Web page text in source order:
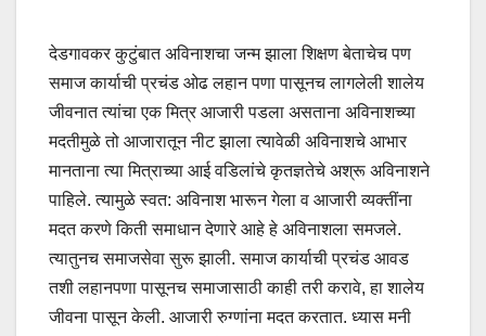
देडगावकर कुटुंबात अविनाशचा जन्म झाला शिक्षण बेताचेच पण
समाज कार्याची प्रचंड ओढ लहान पणा पासूनच लागलेली शालेय
जीवनात त्यांचा एक मित्र आजारी पडला असताना अविनाशच्या
मदतीमुळे तो आजारातून नीट झाला त्यावेळी अविनाशचे आभार
मानताना त्या मित्राच्या आई वडिलांचे कृतज्ञतेचे अश्रू अविनाशने
पाहिले. त्यामुळे स्वत: अविनाश भारून गेला व आजारी व्यक्तींना
मदत करणे किती समाधान देणारे आहे हे अविनाशला समजले.
त्यातुनच समाजसेवा सुरू झाली. समाज कार्याची प्रचंड आवड
तशी लहानपणा पासूनच समाजासाठी काही तरी करावे, हा शालेय
जीवना पासून केली. आजारी रुग्णांना मदत करतात. ध्यास मनी